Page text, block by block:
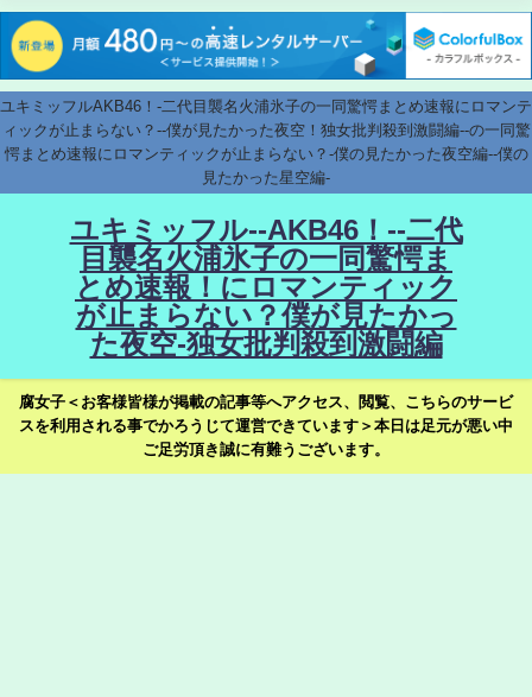
ユキミッフルAKB46！-二代目襲名火浦氷子の一同驚愕まとめ速報にロマンテ
ィックが止まらない？--僕が見たかった夜空！独女批判殺到激闘編--の一同驚
愕まとめ速報にロマンティックが止まらない？-僕の見たかった夜空編--僕の
見たかった星空編-
ユキミッフル--AKB46！--二代
目襲名火浦氷子の一同驚愕ま
とめ速報！にロマンティック
が止まらない？僕が見たかっ
た夜空-独女批判殺到激闘編
腐女子＜お客様皆様が掲載の記事等へアクセス、閲覧、こちらのサービ
スを利用される事でかろうじて運営できています＞本日は足元が悪い中
ご足労頂き誠に有難うございます。